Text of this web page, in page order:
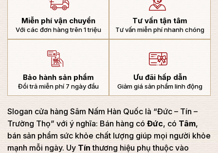
Miễn phí vận chuyển
Với các đơn hàng trên 1 triệu
Tư vấn tận tâm
Tư vấn miễn phí nhanh chóng
Bảo hành sản phẩm
Đổi trả miễn phí 7 ngày đầu
Ưu đãi hấp dẫn
Giảm giá sản phẩm linh động
Slogan cửa hàng Sâm Nấm Hàn Quốc là “Đức – Tín –
Trường Thọ” với ý nghĩa: Bán hàng có Đức, có Tâm,
bán sản phẩm sức khỏe chất lượng giúp mọi người khỏe
mạnh mỗi ngày. Uy Tín thương hiệu phụ thuộc vào